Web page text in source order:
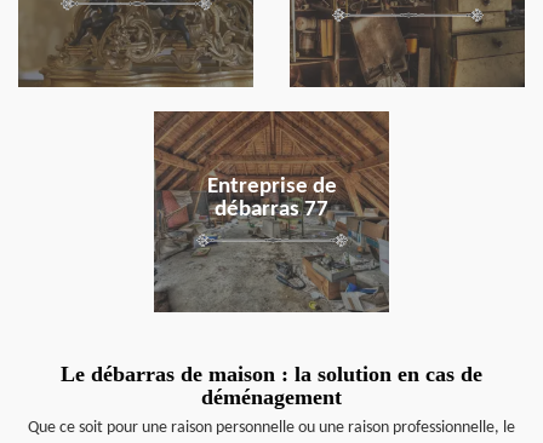
Entreprise de
débarras 77
en savoir plus
Le débarras de maison : la solution en cas de
déménagement
Que ce soit pour une raison personnelle ou une raison professionnelle, le